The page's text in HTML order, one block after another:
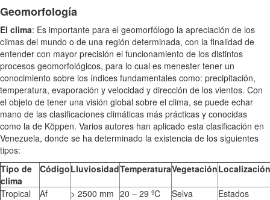
Geomorfología
El clima: Es importante para el geomorfólogo la apreciación de los
climas del mundo o de una región determinada, con la finalidad de
entender con mayor precisión el funcionamiento de los distintos
procesos geomorfológicos, para lo cual es menester tener un
conocimiento sobre los índices fundamentales como: precipitación,
temperatura, evaporación y velocidad y dirección de los vientos. Con
el objeto de tener una visión global sobre el clima, se puede echar
mano de las clasificaciones climáticas más prácticas y conocidas
como la de Köppen. Varios autores han aplicado esta clasificación en
Venezuela, donde se ha determinado la existencia de los siguientes
tipos:
Tipo de
clima
CódigoLluviosidadTemperaturaVegetaciónLocalización
Tropical
Af > 2500 mm 20 – 29 ºC Selva
Estados